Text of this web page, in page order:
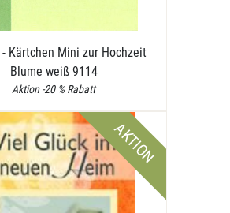
- Kärtchen Mini zur Hochzeit
Blume weiß 9114
Aktion -20 % Rabatt
AKTION